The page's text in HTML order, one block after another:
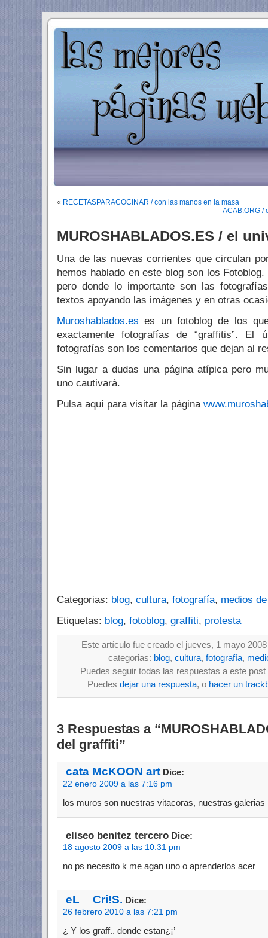
« RECETASPARACOCINAR / con las manos en la masa
ACAB.ORG /
MUROSHABLADOS.ES / el
Una de las nuevas corrientes que circulan
hemos hablado en este blog son los
pero donde lo importante son las
textos apoyando las imágenes y en otras
Muroshablados.es es un fotoblog de los
exactamente fotografías de “graffitis”. El
fotografías son los comentarios que dejan al
Sin lugar a dudas una página atípica pero
uno cautivará.
Pulsa aquí para visitar la página
Categorias: blog, cultura, fotografía, medios
Etiquetas: blog, fotoblog, graffiti, protesta
Este artículo fue creado el jueves, 1 mayo
categorias: blog, cultura, fotografía,
Puedes seguir todas las respuestas a este
Puedes dejar una respuesta, o hacer un
3 Respuestas a
del graffiti”
cata McKOON art Dice:
22 enero 2009 a las 7:16 pm
los muros son nuestras vitacoras, nuestras galerias
eliseo benitez tercero Dice:
18 agosto 2009 a las 10:31 pm
no ps necesito k me agan uno o aprenderlos acer
eL__Cri!S. Dice:
26 febrero 2010 a las 7:21 pm
¿ Y los graff.. donde estan¿¡’